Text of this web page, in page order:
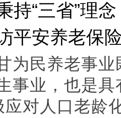
持“三省”理
平安养老保
为民养老事
事业，也是
应对人口老龄